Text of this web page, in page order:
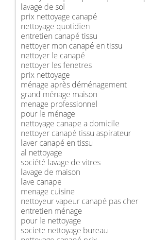
lavage de sol
prix nettoyage canapé
nettoyage quotidien
entretien canapé tissu
nettoyer mon canapé en tissu
nettoyer le canapé
nettoyer les fenetres
prix nettoyage
ménage après déménagement
grand ménage maison
menage professionnel
pour le ménage
nettoyage canape a domicile
nettoyer canapé tissu aspirateur
laver canapé en tissu
al nettoyage
société lavage de vitres
lavage de maison
lave canape
menage cuisine
nettoyeur vapeur canapé pas cher
entretien ménage
pour le nettoyage
societe nettoyage bureau